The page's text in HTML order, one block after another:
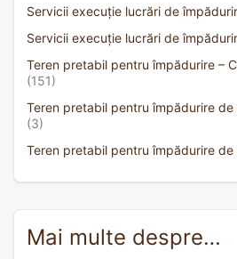
Servicii execuție lucrări de
Servicii execuție lucrări de
Teren pretabil pentru împădurire –
(151)
Teren pretabil pentru împădurire
(3)
Teren pretabil pentru împădurire de
Mai multe despre…